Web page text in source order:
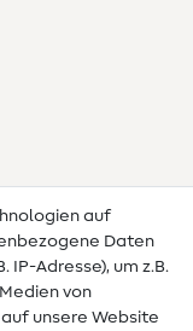
auf
Daten
IP-Adresse), um z.B.
von
unsere Website